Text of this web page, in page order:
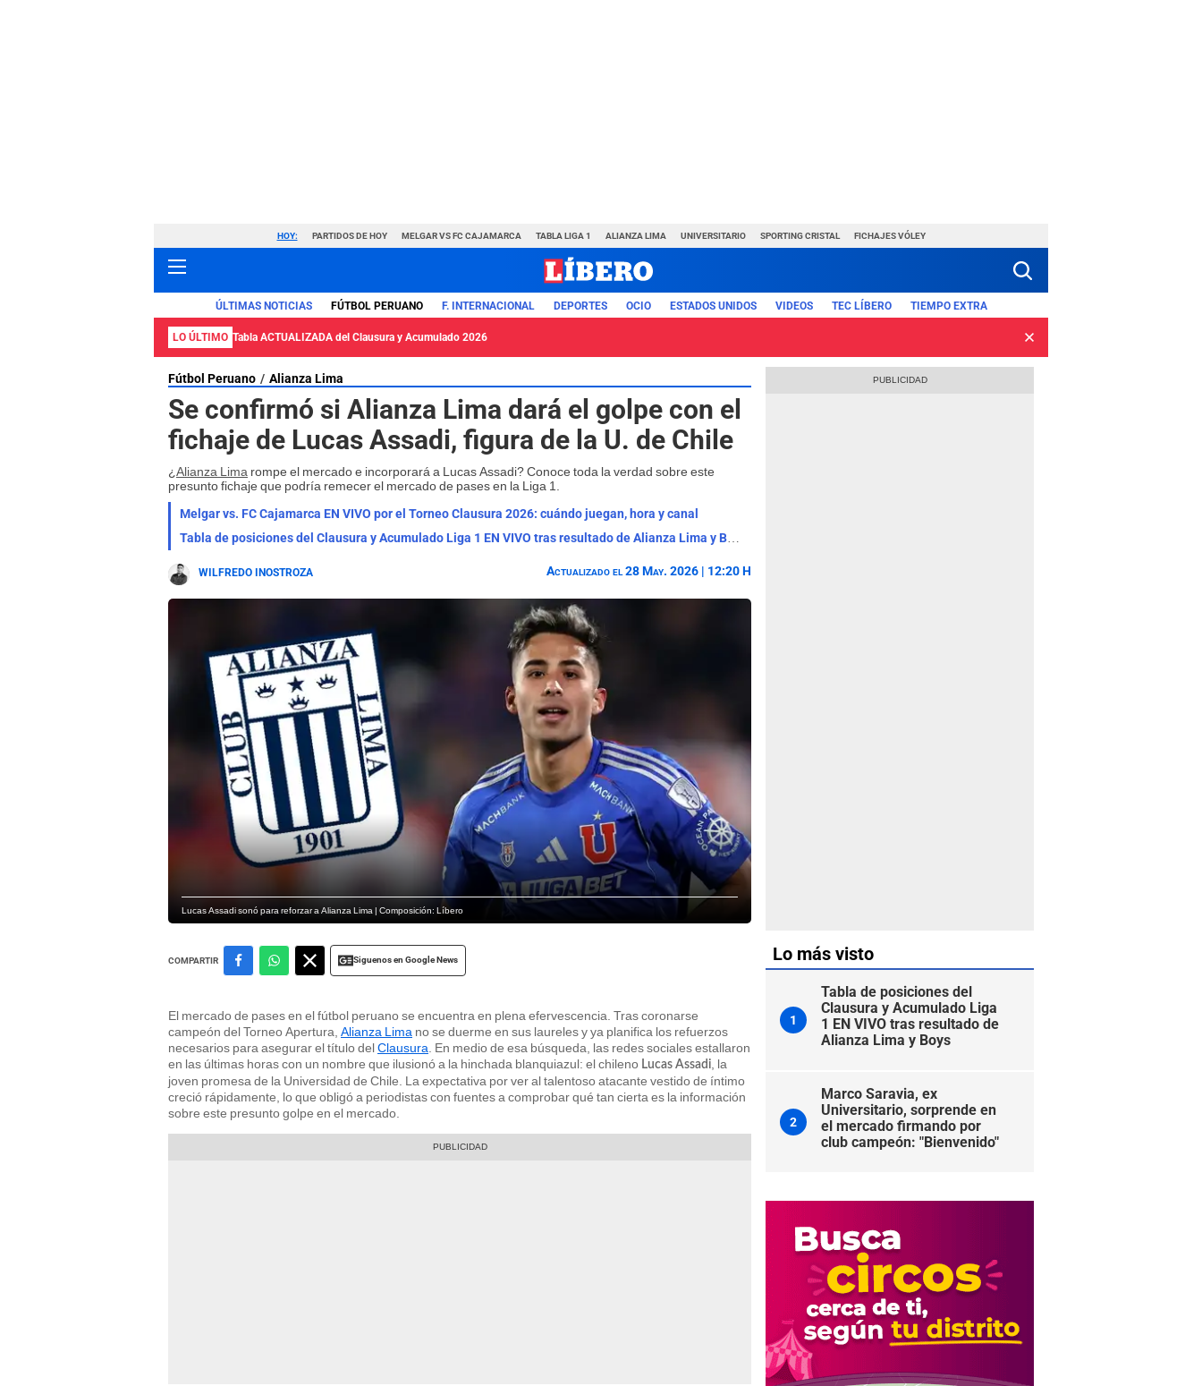
HOY: PARTIDOS DE HOY MELGAR VS FC CAJAMARCA TABLA LIGA 1 ALIANZA LIMA UNIVERSITARIO SPORTING CRISTAL FICHAJES VÓLEY
ÚLTIMAS NOTICIAS FÚTBOL PERUANO F. INTERNACIONAL DEPORTES OCIO ESTADOS UNIDOS VIDEOS TEC LÍBERO TIEMPO EXTRA
LO ÚLTIMO Tabla ACTUALIZADA del Clausura y Acumulado 2026
Fútbol Peruano Alianza Lima
Se confirmó si Alianza Lima dará el golpe con el
fichaje de Lucas Assadi, figura de la U. de Chile
¿Alianza Lima rompe el mercado e incorporará a Lucas Assadi? Conoce toda la verdad sobre este
presunto fichaje que podría remecer el mercado de pases en la Liga 1.
Melgar vs. FC Cajamarca EN VIVO por el Torneo Clausura 2026: cuándo juegan, hora y canal
Tabla de posiciones del Clausura y Acumulado Liga 1 EN VIVO tras resultado de Alianza Lima y Boys
WILFREDO INOSTROZA Actualizado el 28 May. 2026 | 12:20 H
Lucas Assadi sonó para reforzar a Alianza Lima | Composición: Líbero
COMPARTIR Siguenos en Google News
El mercado de pases en el fútbol peruano se encuentra en plena efervescencia. Tras coronarse
campeón del Torneo Apertura, Alianza Lima no se duerme en sus laureles y ya planifica los refuerzos
necesarios para asegurar el título delClausura . En medio de esa búsqueda, las redes sociales estallaron
en las últimas horas con un nombre que ilusionó a la hinchada blanquiazul: el chileno Lucas Assadi , la
joven promesa de la Universidad de Chile. La expectativa por ver al talentoso atacante vestido de íntimo
creció rápidamente, lo que obligó a periodistas con fuentes a comprobar qué tan cierta es la información
sobre este presunto golpe en el mercado.
Lo más visto
1
Tabla de posiciones del
Clausura y Acumulado Liga
1 EN VIVO tras resultado de
Alianza Lima y Boys
2
Marco Saravia, ex
Universitario, sorprende en
el mercado firmando por
club campeón: "Bienvenido"